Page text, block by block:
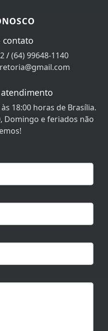
contato
/(64) 99648-1140
18:00 horas de Brasília.
Domingo e feriados não